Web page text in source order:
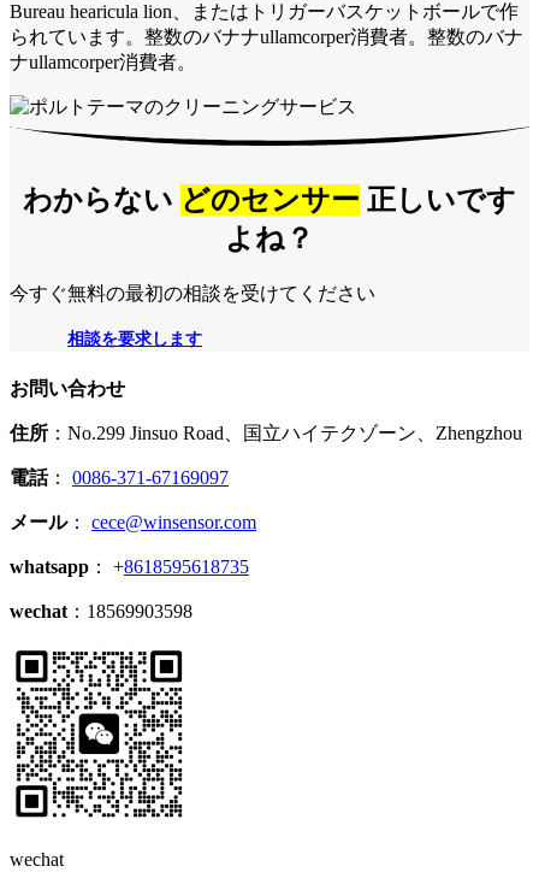
Bureau hearicula lion、またはトリガーバスケットボールで作
られています。整数のバナナullamcorper消費者。整数のバナ
ナullamcorper消費者。
わからない どのセンサー 正しいです
よね？
今すぐ無料の最初の相談を受けてください
相談を要求します
お問い合わせ
住所 ：No.299 Jinsuo Road、国立ハイテクゾーン、Zhengzhou
電話： 0086-371-67169097
メール： cece@winsensor.com
whatsapp ： +8618595618735
wechat ：18569903598
wechat